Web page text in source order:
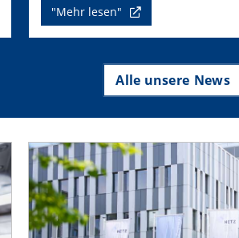
"Mehr lesen"
Alle unsere News